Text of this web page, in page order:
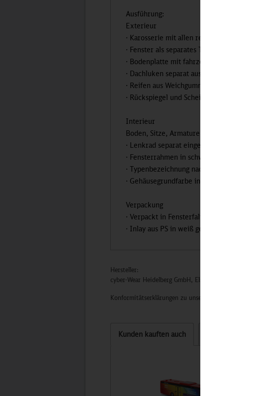
Ausführung:
Exterieur
· Karosserie mit allen relevanten
· Fenster als separates Teil bündig mit
· Bodenplatte mit fahrzeugtypischen
· Dachluken separat ausgeführt.
· Reifen aus Weichgummi
· Rückspiegel und Scheibenwischer
Interieur
Boden, Sitze, Armaturenbrett und
· Lenkrad separat
· Fensterrahmen in schwarz bedruckt.
· Typenbezeichnung nach
· Gehäusegrundfarbe in Kunststoff
Verpackung
· Verpackt in Fensterfaltverpackung im
· Inlay aus PS in weiß gefertigt.
Hersteller:
cyber-Wear Heidelberg GmbH, Elsa-Brändström-
Konformitätserklärungen zu unseren Produkten
Kunden kauften auch